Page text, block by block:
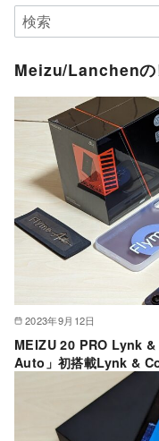
Meizu/Lanchenの
2023年9月12日
MEIZU 20 PRO Lynk
Auto」初搭載Lynk &